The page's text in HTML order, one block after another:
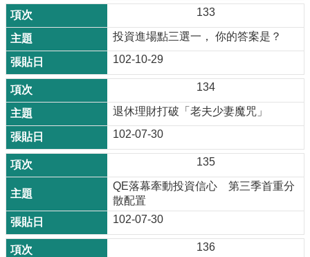
133
投資進場點三選一， 你的答案是？
102-10-29
134
退休理財打破「老夫少妻魔咒」
102-07-30
135
QE落幕牽動投資信心 第三季首重分
散配置
102-07-30
136